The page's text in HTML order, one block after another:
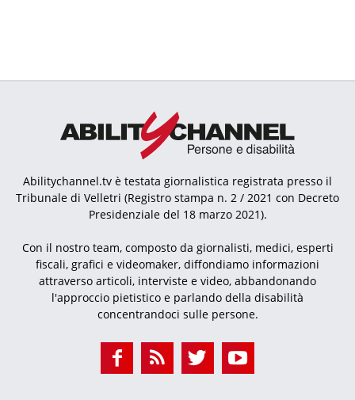
Abilitychannel.tv è testata giornalistica registrata presso il
Tribunale di Velletri (Registro stampa n. 2 / 2021 con Decreto
Presidenziale del 18 marzo 2021).
Con il nostro team, composto da giornalisti, medici, esperti
fiscali, grafici e videomaker, diffondiamo informazioni
attraverso articoli, interviste e video, abbandonando
l'approccio pietistico e parlando della disabilità
concentrandoci sulle persone.